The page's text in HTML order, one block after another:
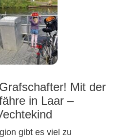
Mit der
in Laar –
gibt es viel zu